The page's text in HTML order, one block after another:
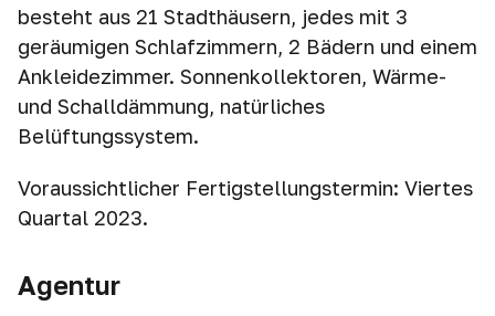
besteht aus 21 Stadthäusern, jedes mit 3
geräumigen Schlafzimmern, 2 Bädern und einem
Ankleidezimmer. Sonnenkollektoren, Wärme-
und Schalldämmung, natürliches
Belüftungssystem.
Voraussichtlicher Fertigstellungstermin: Viertes
Quartal 2023.
Agentur